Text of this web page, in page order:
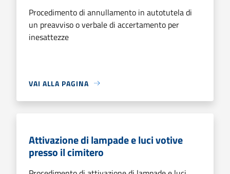
Procedimento di annullamento in autotutela di
un preavviso o verbale di accertamento per
inesattezze
VAI ALLA PAGINA
Attivazione di lampade e luci votive
presso il cimitero